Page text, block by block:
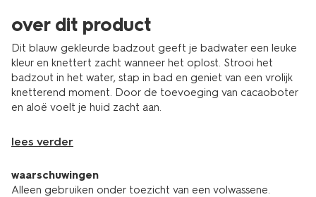
over dit product
Dit blauw gekleurde badzout geeft je badwater een leuke
kleur en knettert zacht wanneer het oplost. Strooi het
badzout in het water, stap in bad en geniet van een vrolijk
knetterend moment. Door de toevoeging van cacaoboter
en aloë voelt je huid zacht aan.
lees verder
waarschuwingen
Alleen gebruiken onder toezicht van een volwassene.